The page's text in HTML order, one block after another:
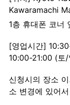
Kawaramachi
1층 휴대폰 코너
[영업시간]
10:00-21:00 (토
신청시의 장소
소 변경에 있어